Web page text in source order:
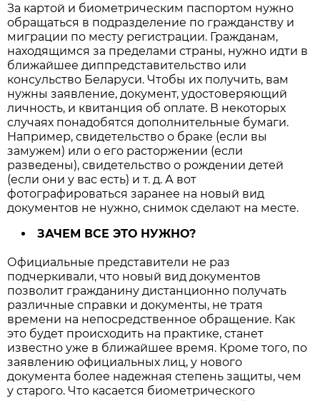
За картой и биометрическим паспортом нужно
обращаться в подразделение по гражданству и
миграции по месту регистрации. Гражданам,
находящимся за пределами страны, нужно идти в
ближайшее диппредставительство или
консульство Беларуси. Чтобы их получить, вам
нужны заявление, документ, удостоверяющий
личность, и квитанция об оплате. В некоторых
случаях понадобятся дополнительные бумаги.
Например, свидетельство о браке (если вы
замужем) или о его расторжении (если
разведены), свидетельство о рождении детей
(если они у вас есть) и т. д. А вот
фотографироваться заранее на новый вид
документов не нужно, снимок сделают на месте.
ЗАЧЕМ ВСЕ ЭТО НУЖНО?
Официальные представители не раз
подчеркивали, что новый вид документов
позволит гражданину дистанционно получать
различные справки и документы, не тратя
времени на непосредственное обращение. Как
это будет происходить на практике, станет
известно уже в ближайшее время. Кроме того, по
заявлению официальных лиц, у нового
документа более надежная степень защиты, чем
у старого. Что касается биометрического